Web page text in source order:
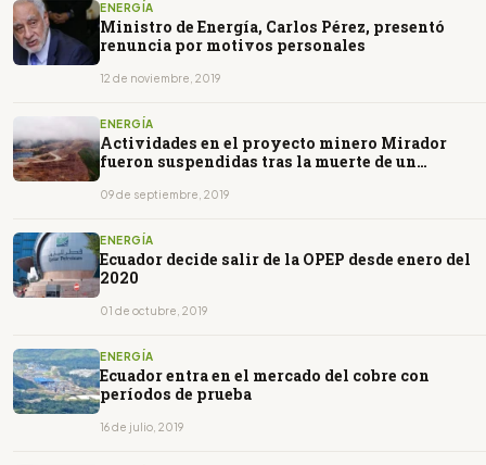
ENERGÍA
Ministro de Energía, Carlos Pérez, presentó
renuncia por motivos personales
12 de noviembre, 2019
ENERGÍA
Actividades en el proyecto minero Mirador
fueron suspendidas tras la muerte de un
09 de septiembre, 2019
ENERGÍA
Ecuador decide salir de la OPEP desde enero del
2020
01 de octubre, 2019
ENERGÍA
Ecuador entra en el mercado del cobre con
períodos de prueba
16 de julio, 2019